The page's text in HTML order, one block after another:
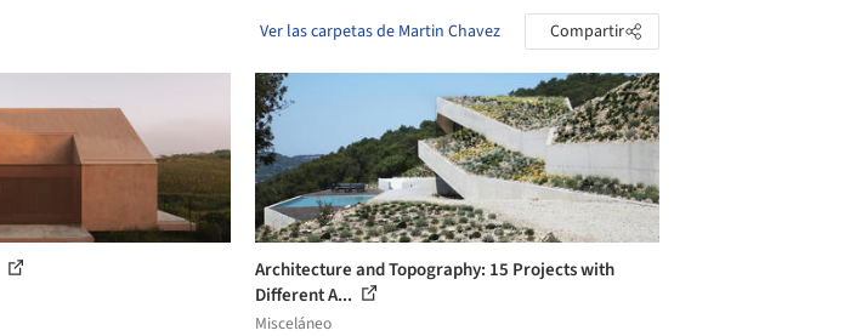
Ver las carpetas de Martin Chavez Compartir
Architecture and Topography: 15 Projects with
Different A...
Misceláneo